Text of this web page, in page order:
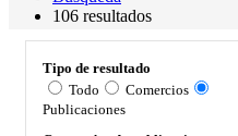
106 resultados
Tipo de resultado
Todo
Comercios
Publicaciones